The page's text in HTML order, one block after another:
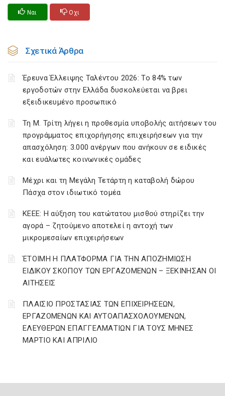
Ναι Οχι
Σχετικά Άρθρα
Έρευνα Έλλειψης Ταλέντου 2026: Το 84% των
εργοδοτών στην Ελλάδα δυσκολεύεται να βρει
εξειδικευμένο προσωπικό
Τη Μ. Τρίτη λήγει η προθεσμία υποβολής αιτήσεων του
προγράμματος επιχορήγησης επιχειρήσεων για την
απασχόληση: 3.000 ανέργων που ανήκουν σε ειδικές
και ευάλωτες κοινωνικές ομάδες
Μέχρι και τη Μεγάλη Τετάρτη η καταβολή δώρου
Πάσχα στον ιδιωτικό τομέα
ΚΕΕΕ: Η αύξηση του κατώτατου μισθού στηρίζει την
αγορά – ζητούμενο αποτελεί η αντοχή των
μικρομεσαίων επιχειρήσεων
ΈΤΟΙΜΗ Η ΠΛΑΤΦΟΡΜΑ ΓΙΑ ΤΗΝ ΑΠΟΖΗΜΙΩΣΗ
ΕΙΔΙΚΟΥ ΣΚΟΠΟΥ ΤΩΝ ΕΡΓΑΖΟΜΕΝΩΝ – ΞΕΚΙΝΗΣΑΝ ΟΙ
ΑΙΤΗΣΕΙΣ
ΠΛΑΙΣΙΟ ΠΡΟΣΤΑΣΙΑΣ ΤΩΝ ΕΠΙΧΕΙΡΗΣΕΩΝ,
ΕΡΓΑΖΟΜΕΝΩΝ ΚΑΙ ΑΥΤΟΑΠΑΣΧΟΛΟΥΜΕΝΩΝ,
ΕΛΕΥΘΕΡΩΝ ΕΠΑΓΓΕΛΜΑΤΙΩΝ ΓΙΑ ΤΟΥΣ ΜΗΝΕΣ
ΜΑΡΤΙΟ ΚΑΙ ΑΠΡΙΛΙΟ